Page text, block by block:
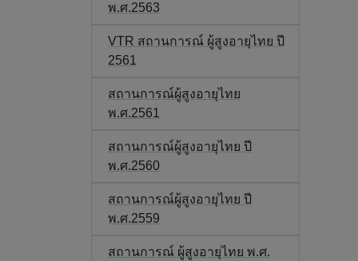
พ.ศ.2563
VTR สถานการณ์ ผู้สูงอายุไทย ปี
2561
สถานการณ์ผู้สูงอายุไทย
พ.ศ.2561
สถานการณ์ผู้สูงอายุไทย ปี
พ.ศ.2560
สถานการณ์ผู้สูงอายุไทย ปี
พ.ศ.2559
สถานการณ์ ผู้สูงอายุไทย พ.ศ.